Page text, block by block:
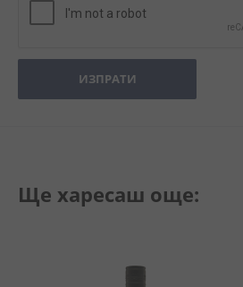
ИЗПРАТИ
Ще харесаш още: